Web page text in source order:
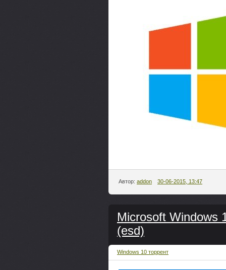
Автор: addon 30-06-2015, 13:47
Microsoft Windows
(esd)
Windows 10 торрент